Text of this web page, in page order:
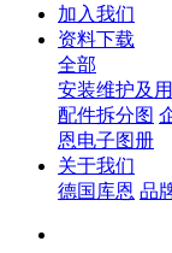
加入我们
资料下载
全部
安装维护及
配件拆分图
恩电子图册
关于我们
德国库恩 品